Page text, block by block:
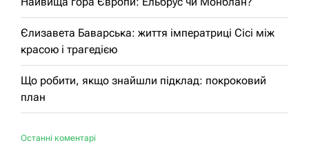
Єлизавета Баварська: життя імператриці Сісі між
красою і трагедією
Що робити, якщо знайшли підклад: покроковий
план
Останні коментарі